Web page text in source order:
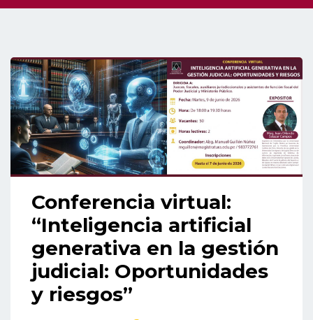
Conferencia virtual:
“Inteligencia artificial
generativa en la gestión
judicial: Oportunidades
y riesgos”